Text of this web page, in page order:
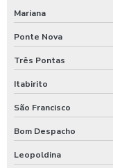
Máquina de lavar ônibus
Maquinas para
Maquinas para
Melhores produtos
Moedeiro para
Moedeiro para
Mariana
Ponte Nova
Três Pontas
Itabirito
São Francisco
Bom Despacho
Leopoldina